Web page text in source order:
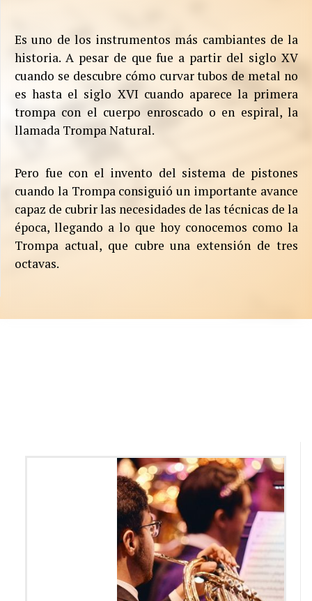
Es uno de los instrumentos más cambiantes de la
historia. A pesar de que fue a partir del siglo XV
cuando se descubre cómo curvar tubos de metal no
es hasta el siglo XVI cuando aparece la primera
trompa con el cuerpo enroscado o en espiral, la
llamada Trompa Natural.
Pero fue con el invento del sistema de pistones
cuando la Trompa consiguió un importante avance
capaz de cubrir las necesidades de las técnicas de la
época, llegando a lo que hoy conocemos como la
Trompa actual, que cubre una extensión de tres
octavas.